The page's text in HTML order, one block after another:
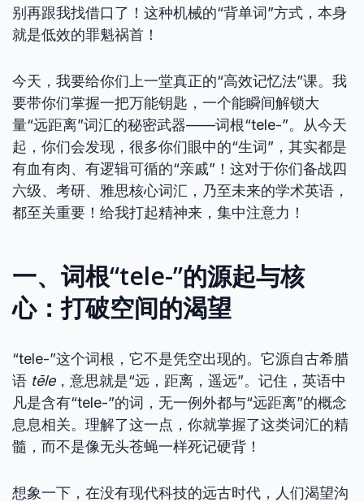
别再跟我找借口了！这种机械的“背单词”方式，本身
就是低效的罪魁祸首！
今天，我要给你们上一堂真正的“高效记忆法”课。我
要带你们掌握一把万能钥匙，一个能瞬间解锁大
量“远距离”词汇的秘密武器——词根“tele-”。从今天
起，你们会发现，很多你们眼中的“生词”，其实都是
有血有肉、有逻辑可循的“亲戚”！这对于你们备战四
六级、考研、雅思核心词汇，乃至未来的学术英语，
都至关重要！给我打起精神来，集中注意力！
一、词根“tele-”的源起与核
心：打破空间的渴望
“tele-”这个词根，它不是凭空出现的。它源自古希腊
语 tēle，意思就是“远，距离，遥远”。记住，英语中
凡是含有“tele-”的词，无一例外都与“远距离”的概念
息息相关。理解了这一点，你就掌握了这类词汇的精
髓，而不是像无头苍蝇一样死记硬背！
想象一下，在没有现代科技的远古时代，人们渴望沟